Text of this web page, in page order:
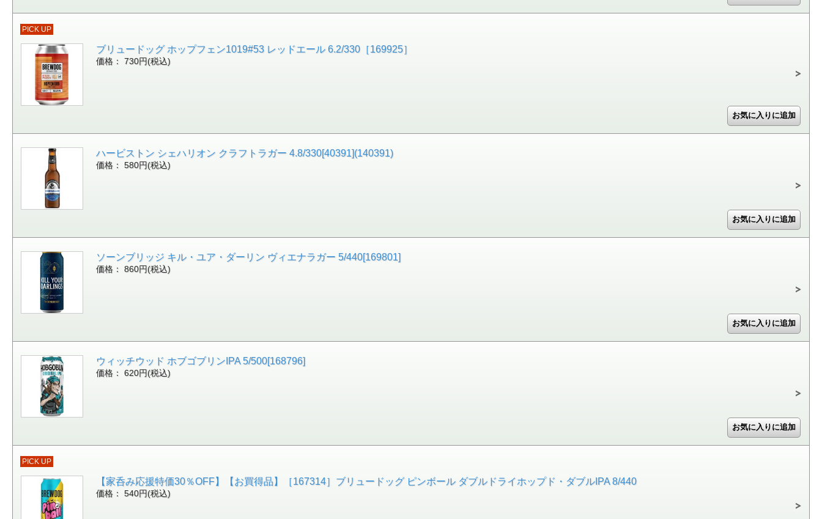
PICK UP
ブリュードッグ ホップフェン1019#53 レッドエール 6.2/330［169925］
価格： 730円(税込)
ハービストン シェハリオン クラフトラガー 4.8/330[40391](140391)
価格： 580円(税込)
ソーンブリッジ キル・ユア・ダーリン ヴィエナラガー 5/440[169801]
価格： 860円(税込)
ウィッチウッド ホブゴブリンIPA 5/500[168796]
価格： 620円(税込)
PICK UP
【家呑み応援特価30％OFF】【お買得品】［167314］ブリュードッグ ピンボール ダブルドライホップド・ダブルIPA 8/440
価格： 540円(税込)